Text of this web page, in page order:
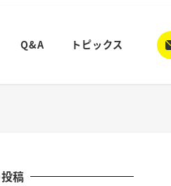
Q&A トピックス
稿